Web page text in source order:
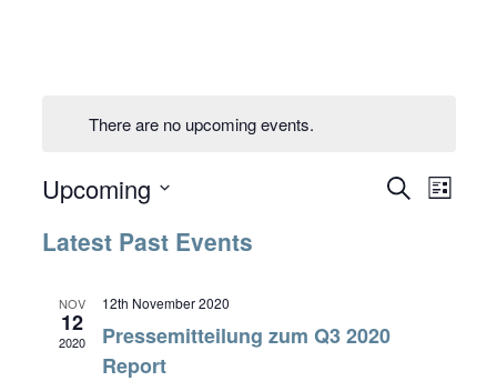
There are no upcoming events.
Events
SearchEvent
Views
List
Upcoming
Latest Past Events
NOV
12
2020
12th November 2020
Pressemitteilung zum Q3 2020
Report